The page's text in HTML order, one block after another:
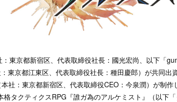
東京都新宿区、代表取締役社長：國光宏尚、以下「
東京都江東区、代表取締役社長：種田慶郎）が共同出
社：東京都新宿区、代表取締役CEO：今泉潤）が制
格タクティクスRPG『誰ガ為のアルケミスト』（以下